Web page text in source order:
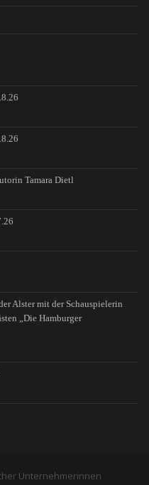
Tamara Dietl
Alster mit der Schauspielerin
„Die Hamburger
Unternehmerinnen